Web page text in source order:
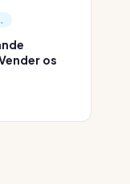
os